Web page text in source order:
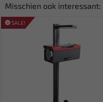
Misschien ook interessant:
SALE!